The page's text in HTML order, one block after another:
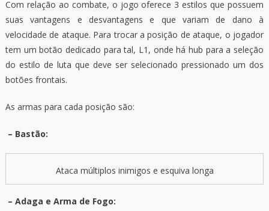
Com relação ao combate, o jogo oferece 3 estilos que possuem
suas vantagens e desvantagens e que variam de dano à
velocidade de ataque. Para trocar a posição de ataque, o jogador
tem um botão dedicado para tal, L1, onde há hub para a seleção
do estilo de luta que deve ser selecionado pressionado um dos
botões frontais.
As armas para cada posição são:
– Bastão:
Ataca múltiplos inimigos e esquiva longa
– Adaga e Arma de Fogo: